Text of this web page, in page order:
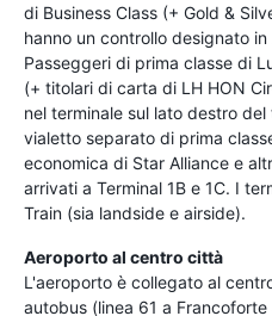
di Business Class (+ Gold &
hanno un controllo designato in
Passeggeri di prima classe di
(+ titolari di carta di LH HON
nel terminale sul lato destro
vialetto separato di prima
economica di Star Alliance e
arrivati a Terminal 1B e 1C. I
Train (sia landside e airside).
Aeroporto al centro città
L'aeroporto è collegato al
autobus (linea 61 a